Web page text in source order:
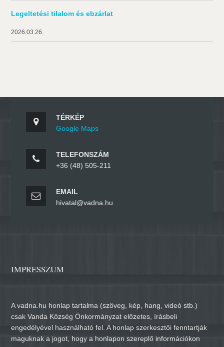
Legeltetési tilalom és ebzárlat
2026.03.26.
TÉRKÉP
Google Maps
TELEFONSZÁM
+36 (48) 505-211
EMAIL
hivatal@vadna.hu
IMPRESSZUM
A vadna.hu honlap tartalma (szöveg, kép, hang, videó stb.)
csak Vanda Község Önkormányzat előzetes, írásbeli
engedélyével használható fel. A honlap szerkesztői fenntartják
maguknak a jogot, hogy a honlapon szereplő információkon